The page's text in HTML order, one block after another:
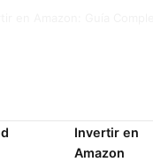
Invertir en
Amazon